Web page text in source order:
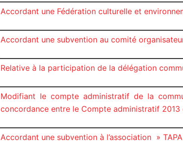
Accordant une Fédération culturelle et
Accordant une subvention au comité
Relative à la participation de la délégation
Modifiant le compte administratif de la
concordance entre le Compte administratif
Accordant une subvention à l’association »